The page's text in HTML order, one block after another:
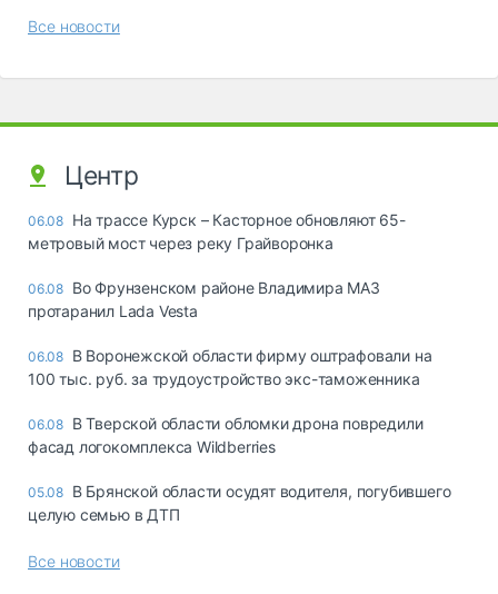
Все новости
Центр
06.08 На трассе Курск – Касторное обновляют 65-
метровый мост через реку Грайворонка
06.08 Во Фрунзенском районе Владимира МАЗ
протаранил Lada Vesta
06.08 В Воронежской области фирму оштрафовали на
100 тыс. руб. за трудоустройство экс-таможенника
06.08 В Тверской области обломки дрона повредили
фасад логокомплекса Wildberries
05.08 В Брянской области осудят водителя, погубившего
целую семью в ДТП
Все новости